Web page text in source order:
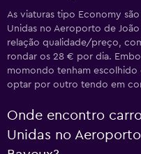
As viaturas tipo Economy
Unidas no Aeroporto de João
relação qualidade/preço,
rondar os 28 € por dia.
momondo tenham
optar por outro tendo em
Onde encontro
Unidas no